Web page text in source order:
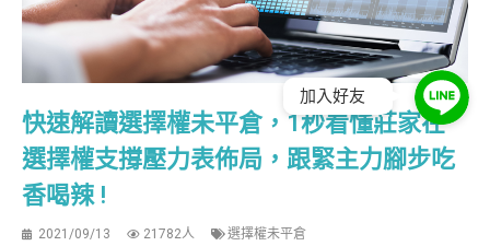
快速解讀選擇權未平倉，1秒看懂莊家在
選擇權支撐壓力表佈局，跟緊主力腳步吃
香喝辣 !
2021/09/13 21782人 選擇權未平倉
加入好友